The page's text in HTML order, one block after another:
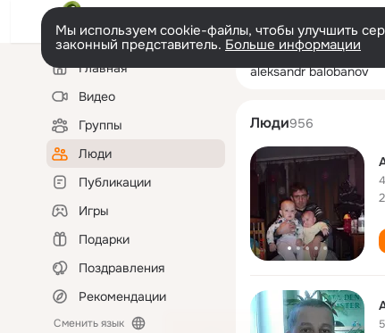
Мы используем cookie-файлы, чтобы улучшить
законный представитель. Больше информации
Левая
колонкаГлавная
Видео
Группы
Люди
Публикации
Игры
Подарки
Поздравления
Рекомендации
Сменить язык
aleksandr
Люди956